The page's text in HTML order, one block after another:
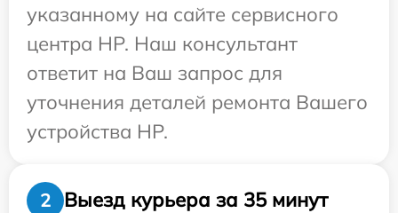
указанному на сайте сервисного
центра HP. Наш консультант
ответит на Ваш запрос для
уточнения деталей ремонта Вашего
устройства HP.
2
Выезд курьера за 35 минут